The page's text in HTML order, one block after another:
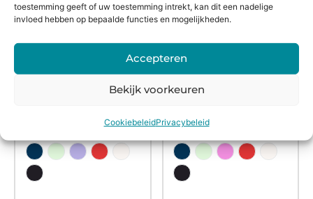
toestemming geeft of uw toestemming intrekt, kan dit een nadelige
invloed hebben op bepaalde functies en mogelijkheden.
Accepteren
Bekijk voorkeuren
CookiebeleidPrivacybeleid
Apple iPhone 12